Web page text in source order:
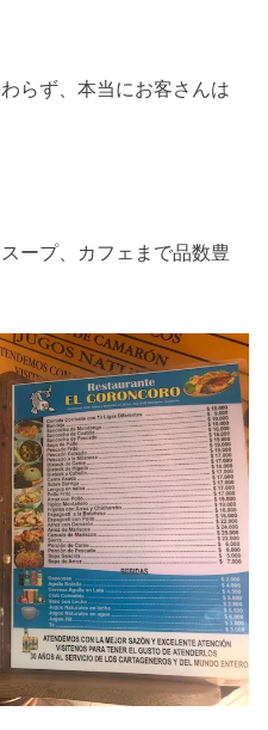
らず、本当にお客さんは
ープ、カフェまで品数豊